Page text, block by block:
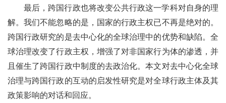
最后，跨国行政也将改变公共行政这一学科对自身的理
解。我们不能忽略的是，国家的行政主权已不再是绝对的。
跨国行政研究的是去中心化的全球治理中的优势和缺陷。全
球治理改变了行政主权，增强了对非国家行为体的渗透，并
且催生了跨国行政中制度的去政治化。本文对去中心化全球
治理与跨国行政的互动的启发性研究是对全球行政主体及其
政策影响的对话和回应。